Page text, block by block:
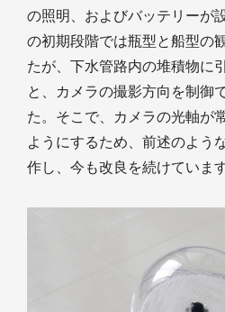
の照明、およびバッテリーが
の初期段階では瓶型と船型の
たが、下水管路内の堆積物に
と、カメラの撮影方向を制御
た。そこで、カメラの光軸が
ようにするため、前述のよう
作し、今も改良を続けています